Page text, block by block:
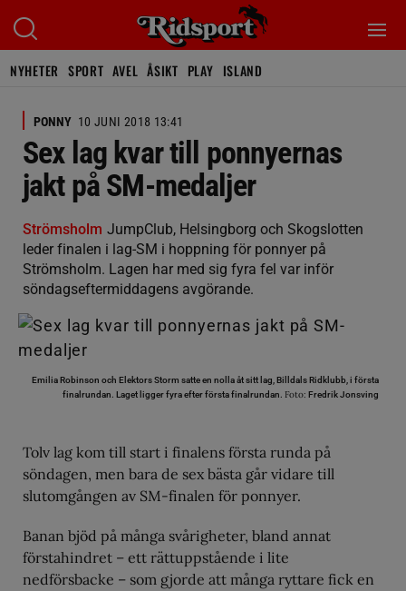
NYHETER SPORT AVEL ÅSIKT PLAY ISLAND
PONNY 10 JUNI 2018 13:41
Sex lag kvar till ponnyernas
jakt på SM-medaljer
Strömsholm JumpClub, Helsingborg och Skogslotten
leder finalen i lag-SM i hoppning för ponnyer på
Strömsholm. Lagen har med sig fyra fel var inför
söndagseftermiddagens avgörande.
Emilia Robinson och Elektors Storm satte en nolla åt sitt lag, Billdals Ridklubb, i första
finalrundan. Laget ligger fyra efter första finalrundan. Foto: Fredrik Jonsving
Tolv lag kom till start i finalens första runda på
söndagen, men bara de sex bästa går vidare till
slutomgången av SM-finalen för ponnyer.
Banan bjöd på många svårigheter, bland annat
förstahindret – ett rättuppstående i lite
nedförsbacke – som gjorde att många ryttare fick en